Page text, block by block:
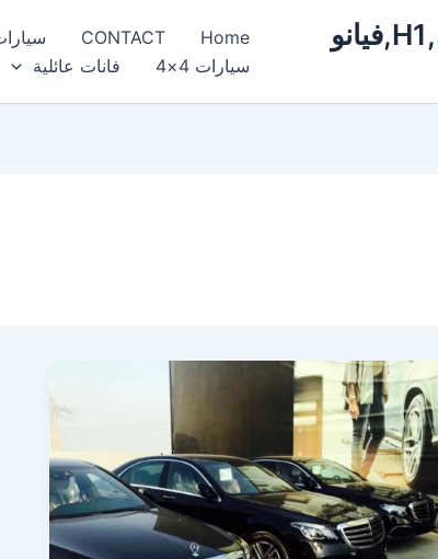
ايجار,سيارات,مرسيدس,فخمة,فارهه,فان,H1,فيانو
Home
CONTACT
سيارات 4×4
فانات عائلية